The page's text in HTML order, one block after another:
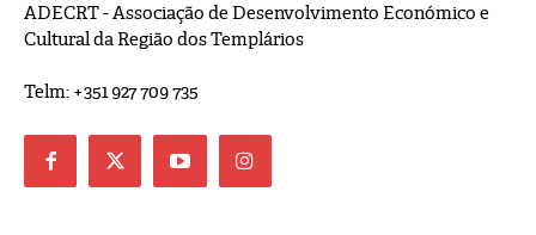
ADECRT - Associação de Desenvolvimento Económico e
Cultural da Região dos Templários
Telm: +351 927 709 735